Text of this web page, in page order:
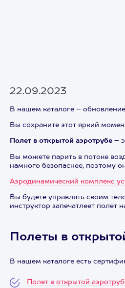
22.09.2023
В нашем каталоге –
Вы сохраните этот яркий
Полет в открытой аэротрубе –
Вы можете парить в потоке
намного безопаснее, поэтому
Аэродинамический комплекс
Вы будете управлять своим
инструктор запечатлеет
Полеты в
В нашем каталоге есть
Полет в открытой